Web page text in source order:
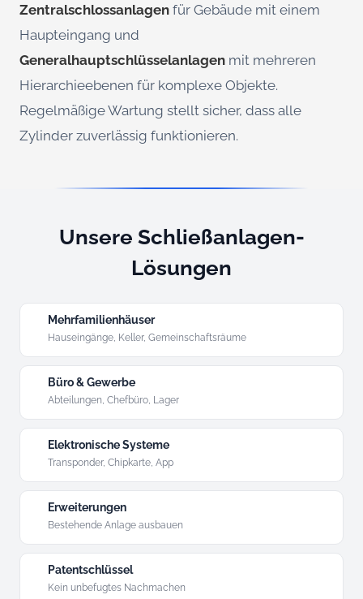
Zentralschlossanlagen für Gebäude mit einem
Haupteingang und
Generalhauptschlüsselanlagen mit mehreren
Hierarchieebenen für komplexe Objekte.
Regelmäßige Wartung stellt sicher, dass alle
Zylinder zuverlässig funktionieren.
Unsere Schließanlagen-
Lösungen
Mehrfamilienhäuser
Hauseingänge, Keller, Gemeinschaftsräume
Büro & Gewerbe
Abteilungen, Chefbüro, Lager
Elektronische Systeme
Transponder, Chipkarte, App
Erweiterungen
Bestehende Anlage ausbauen
Patentschlüssel
Kein unbefugtes Nachmachen